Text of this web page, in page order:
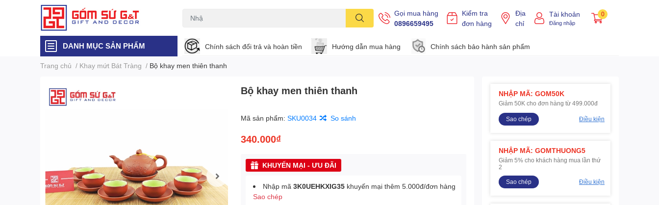
Gọi mua hàng
0896659495
Kiểm tra
đơn hàng
Địa
chỉ
Tài khoản
Đăng nhập
0
DANH MỤC SẢN PHẨM Chính sách đổi trả và hoàn tiền Hướng dẫn mua hàng Chính sách bảo hành sản phẩm
Trang chủ / Khay mứt Bát Tràng / Bộ khay men thiên thanh
Bộ khay men thiên thanh
Mã sản phẩm:SKU0034 So sánh
340.000₫
KHUYẾN MẠI - ƯU ĐÃI
Nhập mã3K0UEHKXIG35 khuyến mại thêm 5.000đ/đơn hàng
Sao chép
NHẬP MÃ: GOM50K
Giảm 50K cho đơn hàng từ 499.000đ
Sao chép Điều kiện
NHẬP MÃ: GOMTHUONG5
Giảm 5% cho khách hàng mua lần thứ
2
Sao chép
Điều kiện